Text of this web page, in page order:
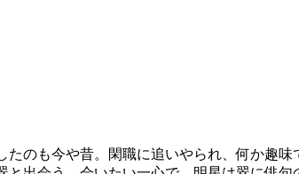
たのも今や昔。閑職に追いやられ、何か趣